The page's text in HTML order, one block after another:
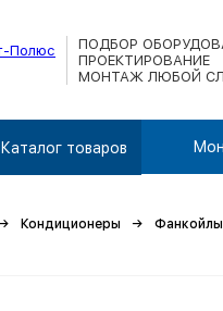
ПОДБОР
ПРОЕКТИРОВАНИЕ
МОНТАЖ ЛЮБОЙ
Каталог товаров
Кондиционеры Фанкойлы